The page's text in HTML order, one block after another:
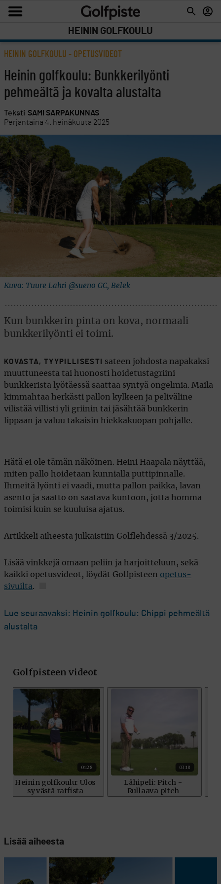
HEININ GOLFKOULU
HEININ GOLFKOULU - OPETUSVIDEOT
Heinin golfkoulu: Bunkkerilyönti
pehmeältä ja kovalta alustalta
Teksti SAMI SARPAKUNNAS
Perjantaina 4. heinäkuuta 2025
Kuva: Tuure Lahti @sueno GC, Belek
Kun bunkkerin pinta on kova, normaali
bunkkerilyönti ei toimi.
KOVASTA, TYYPILLISESTI
sateen johdosta napakaksi
muuttuneesta tai huonosti hoidetustagriini
bunkkerista lyötäessä saattaa syntyä ongelmia. Maila
kimmahtaa herkästi pallon kylkeen ja peliväline
vilistää villisti yli griinin tai jäsähtää bunkkerin
lippaan ja valuu takaisin hiekkakuopan pohjalle.
Hätä ei ole tämän näköinen. Heini Haapala näyttää,
miten pallo hoidetaan kunnialla puttipinnalle.
Ihmeitä lyönti ei vaadi, mutta pallon paikka, lavan
asento ja saatto on saatava kuntoon, jotta homma
toimisi kuin se kuuluisa ajatus.
Artikkeli aiheesta julkaistiin Golflehdessä 3/2025.
Lisää vinkkejä omaan peliin ja harjoitteluun, sekä
kaikki opetusvideot, löydät Golfpisteen opetus-
sivuilta.
Lue seuraavaksi: Heinin golfkoulu: Chippi pehmeältä
alustalta
Lisää aiheesta